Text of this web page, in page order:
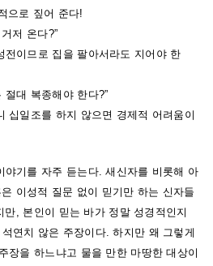
으로 짚어 준다!
저 온다?”
전이므로 집을 팔아서라도 지어야 한
절대 복종해야 한다?”
십일조를 하지 않으면 경제적 어려움이
야기를 자주 듣는다. 새신자를 비롯해 아
이성적 질문 없이 믿기만 하는 신자들
만, 본인이 믿는 바가 정말 성경적인지
연치 않은 주장이다. 하지만 왜 그렇게
장을 하느냐고 물을 만한 마땅한 대상이